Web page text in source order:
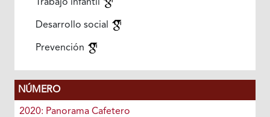
Trabajo infantil
Desarrollo social
Prevención
NÚMERO
2020: Panorama Cafetero